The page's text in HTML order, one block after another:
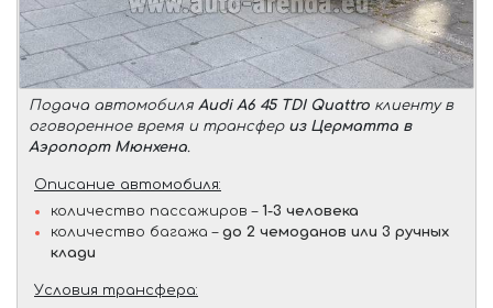
Подача автомобиля Audi A6 45 TDI Quattro клиенту в
оговоренное время и трансфер из Церматта в
Аэропорт Мюнхена.
Описание автомобиля:
количество пассажиров – 1-3 человека
количество багажа – до 2 чемоданов или 3 ручных
клади
Условия трансфера: